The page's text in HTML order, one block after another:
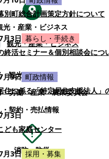
光・産業・ビジネス
観光・産業・ビジネス
観光・イベント
労働
産業
農業委員会
・契約・売払情報
消防・防災
別町総合計画策定方針について
月3日 暮らし・手続き
終活セミナー＆個別相談会につ
月3日 町政情報
住に係る「特定居住支援法人」
月3日
ども家庭センター
月3日 採用・募集